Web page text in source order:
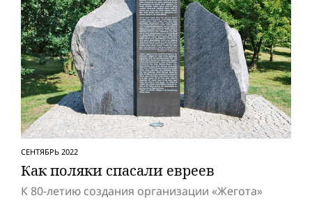
СЕНТЯБРЬ 2022
Как поляки спасали евреев
К 80-летию создания организации «Жегота»